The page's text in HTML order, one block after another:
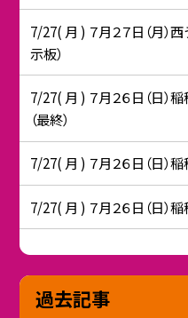
7/27( 月 ) ７月２７日（月）西
示板）
7/27( 月 ) ７月２６日（日）
（最終）
7/27( 月 ) ７月２６日（日）
7/27( 月 ) ７月２６日（日）
過去記事